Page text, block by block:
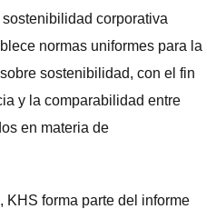
corporativa
normas uniformes para la
sostenibilidad, con el fin
y la comparabilidad entre
en materia de
KHS forma parte del informe